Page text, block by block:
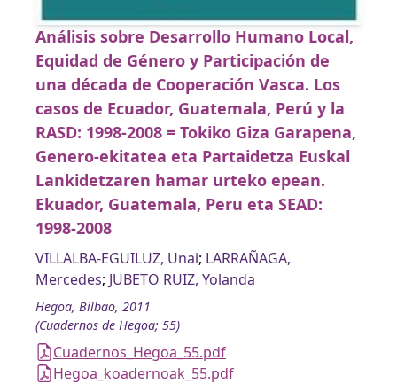
Análisis sobre Desarrollo Humano Local,
Equidad de Género y Participación de
una década de Cooperación Vasca. Los
casos de Ecuador, Guatemala, Perú y la
RASD: 1998-2008 = Tokiko Giza Garapena,
Genero-ekitatea eta Partaidetza Euskal
Lankidetzaren hamar urteko epean.
Ekuador, Guatemala, Peru eta SEAD:
1998-2008
VILLALBA-EGUILUZ, Unai; LARRAÑAGA,
Mercedes; JUBETO RUIZ, Yolanda
Hegoa, Bilbao, 2011
(Cuadernos de Hegoa; 55)
Cuadernos_Hegoa_55.pdf
Hegoa_koadernoak_55.pdf